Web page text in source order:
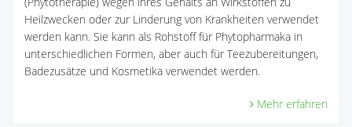
Heilzwecken oder zur Linderung von Krankheiten verwendet
werden kann. Sie kann als Rohstoff für Phytopharmaka in
unterschiedlichen Formen, aber auch für Teezubereitungen,
Badezusätze und Kosmetika verwendet werden.
Mehr erfahren